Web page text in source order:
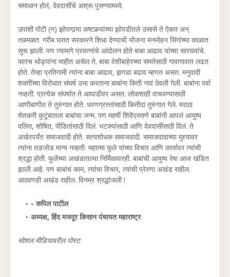
समाधान होतं, देवदासींचे अश्रू पुसण्यामध्ये.
उपाशी पोटी (न) झोपणार्‍या कष्टकर्‍यांच्या झोपडीतले उसासे ते ऐकत अन्
तळमळत. गरीब घरात सरकारने शिधा देण्याची योजना मनमोहन सिंगांच्या काळात
सुरू झाली. पण त्यामागे प्रयत्नांचे आंदोलन होते बाबा आढाव यांच्या सारख्यांचे.
फारच थोड्यांना माहीत असेल ते. बाबा वेशीबाहेरच्या समतेसाठी गावागावात लढत
होते. तेव्हा प्रतिगामी त्यांना बाबा आढाव, झगडा बढाव म्हणत असत. मनुवादी
शक्तींच्या विरोधात संघर्ष उभा करताना बाबांना किती नावं ठेवली गेली. बाबांना पर्वा
नव्हती. प्रत्येक संघर्षात ते आघाडीवर असत. लोकशाही वाचवण्यासाठी
आणीबाणीत ते तुरुंगात होते. धरणग्रस्तांसाठी कितीदा तुरुंगात गेले. मराठा
शेतकरी कुटुंबातला बाबांचा जन्म. पण महर्षी शिंदेंप्रमाणे बाबांनी आपलं आयुष्य
दलित, शोषित, पीडितांसाठी दिलं. भटक्यांसाठी आणि देवदासींसाठी दिलं. ते
अखेरपर्यंत समाजवादी होते. सत्यशोधक समाजवादी. समाजवादाच्या मुद्द्यावर
त्यांना तडजोड मान्य नव्हती. महात्मा फुले यांच्या विचार आणि कार्यावर त्यांची
श्रद्धा होती. फुलेंच्या अखंडातल्या निर्मिकावरही. बाबांची आयुष्य रेषा आज खंडित
झाली आहे. पण बाबांचं काम, त्यांचा विचार, त्यांची प्रेरणा अखंड राहील.
आठवणही अखंड राहील. विनम्र श्रद्धांजली !
- कपिल पाटील
अध्यक्ष, हिंद मजदूर किसान पंचायत महाराष्ट्र
सोशल मीडियावरील पोस्ट